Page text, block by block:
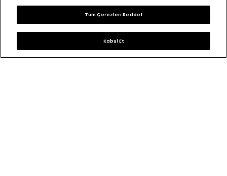
Saç Trendleri
Bizi takip edin
Tüm Çerezleri Reddet
Kabul Et